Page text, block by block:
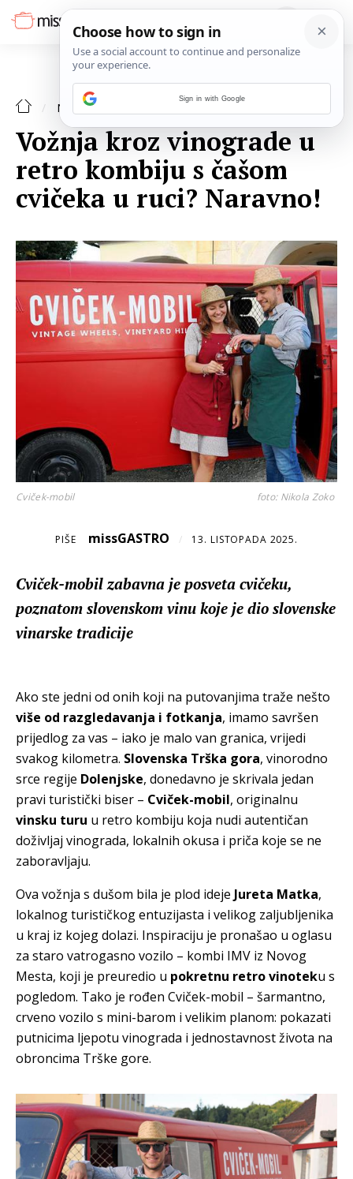
NAJAVE
Vožnja kroz vinograde u
retro kombiju s čašom
cvičeka u ruci? Naravno!
Cviček-mobil foto: Nikola Zoko
PIŠE missGASTRO / 13. LISTOPADA 2025.
Cviček-mobil zabavna je posveta cvičeku,
poznatom slovenskom vinu koje je dio slovenske
vinarske tradicije
Ako ste jedni od onih koji na putovanjima traže nešto
više od razgledavanja i fotkanja, imamo savršen
prijedlog za vas – iako je malo van granica, vrijedi
svakog kilometra. Slovenska Trška gora, vinorodno
srce regije Dolenjske, donedavno je skrivala jedan
pravi turistički biser – Cviček-mobil, originalnu
vinsku turu u retro kombiju koja nudi autentičan
doživljaj vinograda, lokalnih okusa i priča koje se ne
zaboravljaju.
Ova vožnja s dušom bila je plod ideje Jureta Matka,
lokalnog turističkog entuzijasta i velikog zaljubljenika
u kraj iz kojeg dolazi. Inspiraciju je pronašao u oglasu
za staro vatrogasno vozilo – kombi IMV iz Novog
Mesta, koji je preuredio u pokretnu retro vinoteku s
pogledom. Tako je rođen Cviček-mobil – šarmantno,
crveno vozilo s mini-barom i velikim planom: pokazati
putnicima ljepotu vinograda i jednostavnost života na
obroncima Trške gore.
Sign in with Google